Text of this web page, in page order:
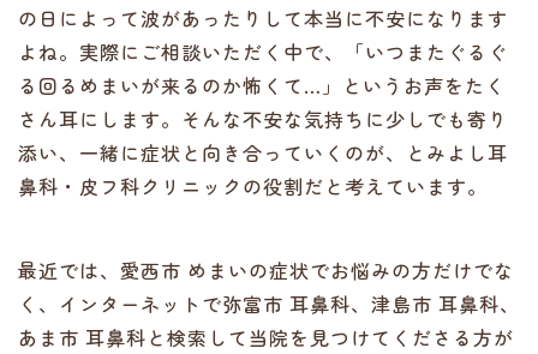
の日によって波があったりして本当に不安になります
よね。実際にご相談いただく中で、「いつまたぐるぐ
る回るめまいが来るのか怖くて…」というお声をたく
さん耳にします。そんな不安な気持ちに少しでも寄り
添い、一緒に症状と向き合っていくのが、とみよし耳
鼻科・皮フ科クリニックの役割だと考えています。
最近では、愛西市 めまいの症状でお悩みの方だけでな
く、インターネットで弥富市 耳鼻科、津島市 耳鼻科、
あま市 耳鼻科と検索して当院を見つけてくださる方が